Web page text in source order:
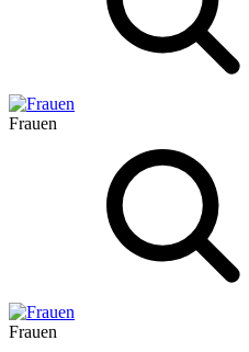
Frauen
Frauen